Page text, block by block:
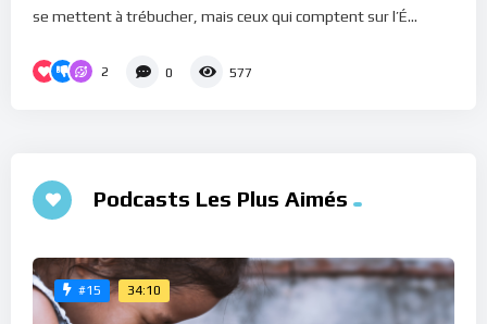
se mettent à trébucher, mais ceux qui comptent sur l’É...
2 0 577
Podcasts Les Plus Aimés
#15 34:10